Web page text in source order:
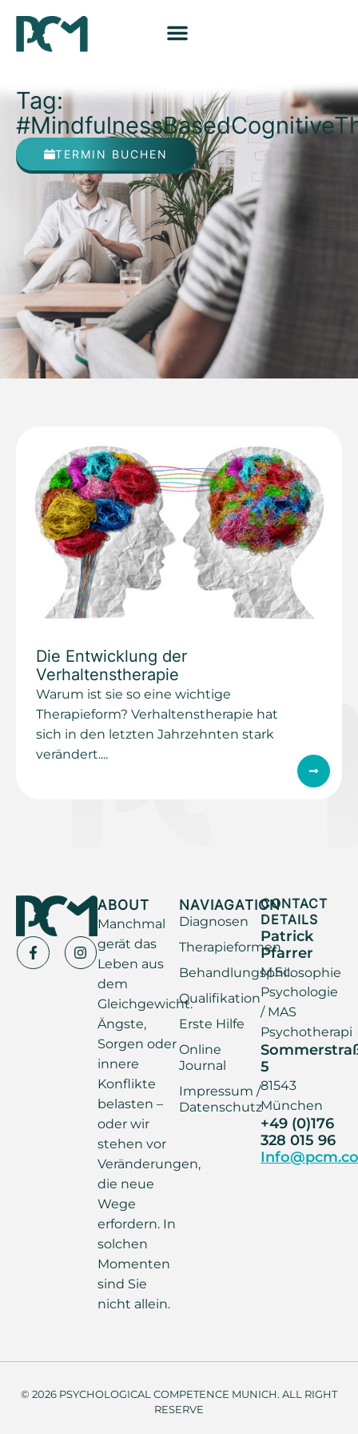
Tag:
TERMIN BUCHEN
Die Entwicklung der
Verhaltenstherapie
Warum ist sie so eine wichtige
Therapieform? Verhaltenstherapie hat
sich in den letzten Jahrzehnten stark
verändert....
ABOUT
Manchmal
gerät das
Leben aus
dem
Gleichgewicht.
Ängste,
Sorgen oder
innere
Konflikte
belasten –
oder wir
stehen vor
Veränderungen,
die neue
Wege
erfordern. In
solchen
Momenten
sind Sie
nicht allein.
NAVIAGATION
Diagnosen
Therapieformen
Behandlungsphilosophie
Qualifikation
Erste Hilfe
Online
Journal
Impressum /
Datenschutz
CONTACT
DETAILS
Patrick
Pfarrer
M.Sc.
Psychologie
/ MAS
Psychotherapi
5
81543
München
+49 (0)176
328 015 96
© 2026 PSYCHOLOGICAL COMPETENCE MUNICH. ALL RIGHT
RESERVE